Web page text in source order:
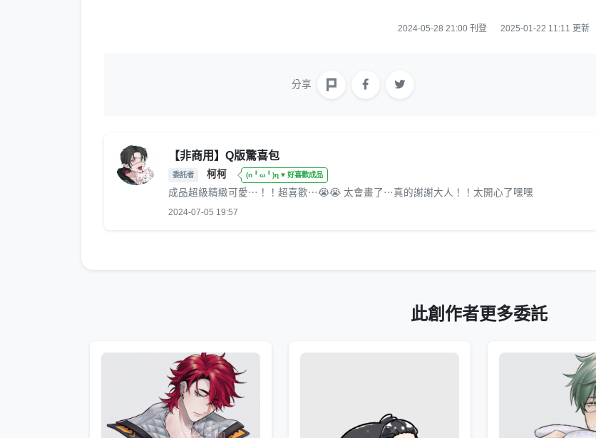
2024-05-28 21:00 刊登 2025-01-22 11:11 更新
分享
【非商用】Q版驚喜包
委託者 柯柯 (n╹ω╹)η ♥ 好喜歡成品
成品超級精緻可愛⋯！！超喜歡⋯😭😭 太會畫了⋯真的謝謝大人！！太開心了嘿嘿
2024-07-05 19:57
此創作者更多委託